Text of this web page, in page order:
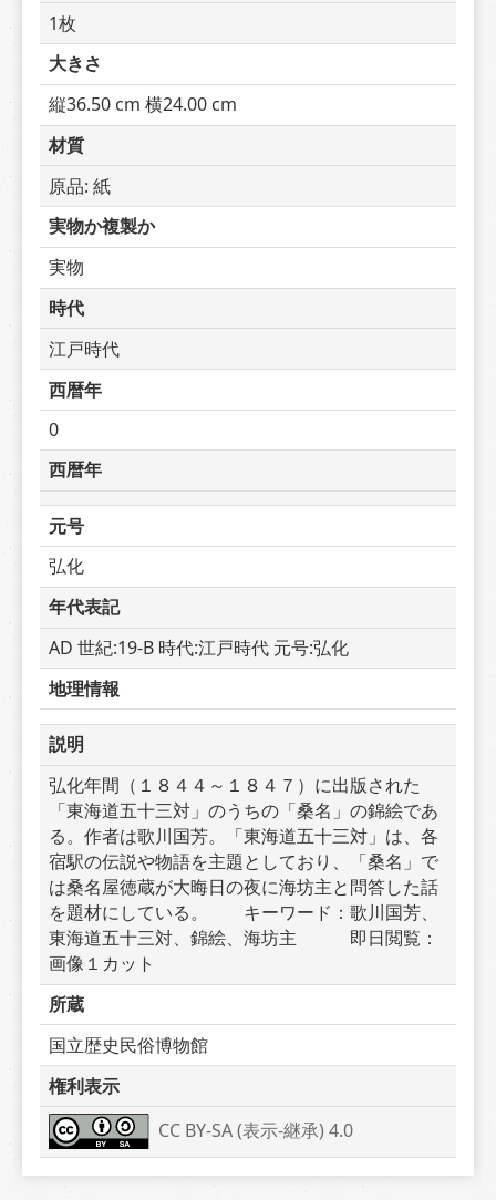
1枚
大きさ
縦36.50 cm 横24.00 cm
材質
原品: 紙
実物か複製か
実物
時代
江戸時代
西暦年
0
西暦年
元号
弘化
年代表記
AD 世紀:19-B 時代:江戸時代 元号:弘化
地理情報
説明
弘化年間（１８４４～１８４７）に出版された
「東海道五十三対」のうちの「桑名」の錦絵であ
る。作者は歌川国芳。「東海道五十三対」は、各
宿駅の伝説や物語を主題としており、「桑名」で
は桑名屋徳蔵が大晦日の夜に海坊主と問答した話
を題材にしている。　　キーワード：歌川国芳、
東海道五十三対、錦絵、海坊主　　　即日閲覧：
画像１カット
所蔵
国立歴史民俗博物館
権利表示
CC BY-SA (表示-継承) 4.0